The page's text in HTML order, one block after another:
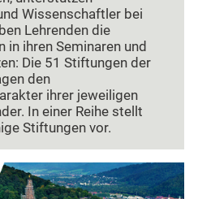
Wissenschaftler bei
Lehrenden die
in ihren Seminaren und
Die 51 Stiftungen der
den
ihrer jeweiligen
In einer Reihe stellt
Stiftungen vor.